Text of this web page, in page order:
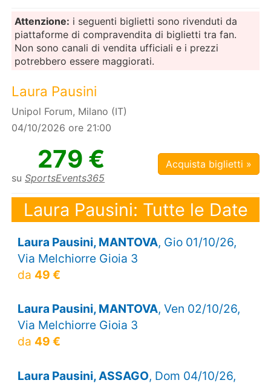
Attenzione: i seguenti biglietti sono rivenduti da
piattaforme di compravendita di biglietti tra fan.
Non sono canali di vendita ufficiali e i prezzi
potrebbero essere maggiorati.
Laura Pausini
Unipol Forum, Milano (IT)
04/10/2026 ore 21:00
279 €
suSportsEvents365
Acquista biglietti »
Laura Pausini: Tutte le Date
Laura Pausini, MANTOVA, Gio 01/10/26,
Via Melchiorre Gioia 3
da 49 €
Laura Pausini, MANTOVA, Ven 02/10/26,
Via Melchiorre Gioia 3
da 49 €
Laura Pausini, ASSAGO, Dom 04/10/26,